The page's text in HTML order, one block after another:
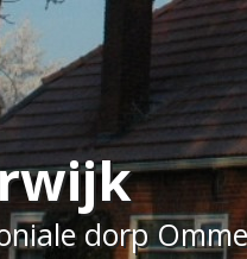
dorp